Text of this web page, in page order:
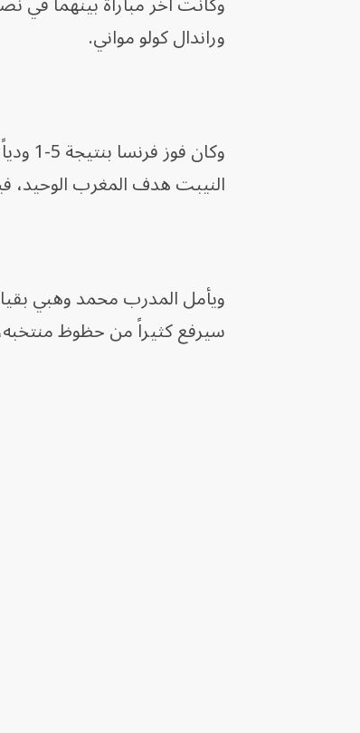
وراندال كولو مواني.
النيبت هدف المغرب الوحيد،
ويأمل المدرب محمد وهبي
سيرفع كثيراً من حظوظ منتخبه،